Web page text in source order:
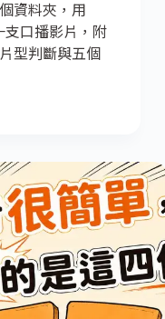
資料夾，用
口播影片，附
型判斷與五個